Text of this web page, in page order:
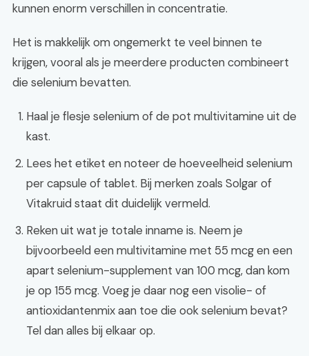
kunnen enorm verschillen in concentratie.
Het is makkelijk om ongemerkt te veel binnen te
krijgen, vooral als je meerdere producten combineert
die selenium bevatten.
Haal je flesje selenium of de pot multivitamine uit de
kast.
Lees het etiket en noteer de hoeveelheid selenium
per capsule of tablet. Bij merken zoals Solgar of
Vitakruid staat dit duidelijk vermeld.
Reken uit wat je totale inname is. Neem je
bijvoorbeeld een multivitamine met 55 mcg en een
apart selenium-supplement van 100 mcg, dan kom
je op 155 mcg. Voeg je daar nog een visolie- of
antioxidantenmix aan toe die ook selenium bevat?
Tel dan alles bij elkaar op.